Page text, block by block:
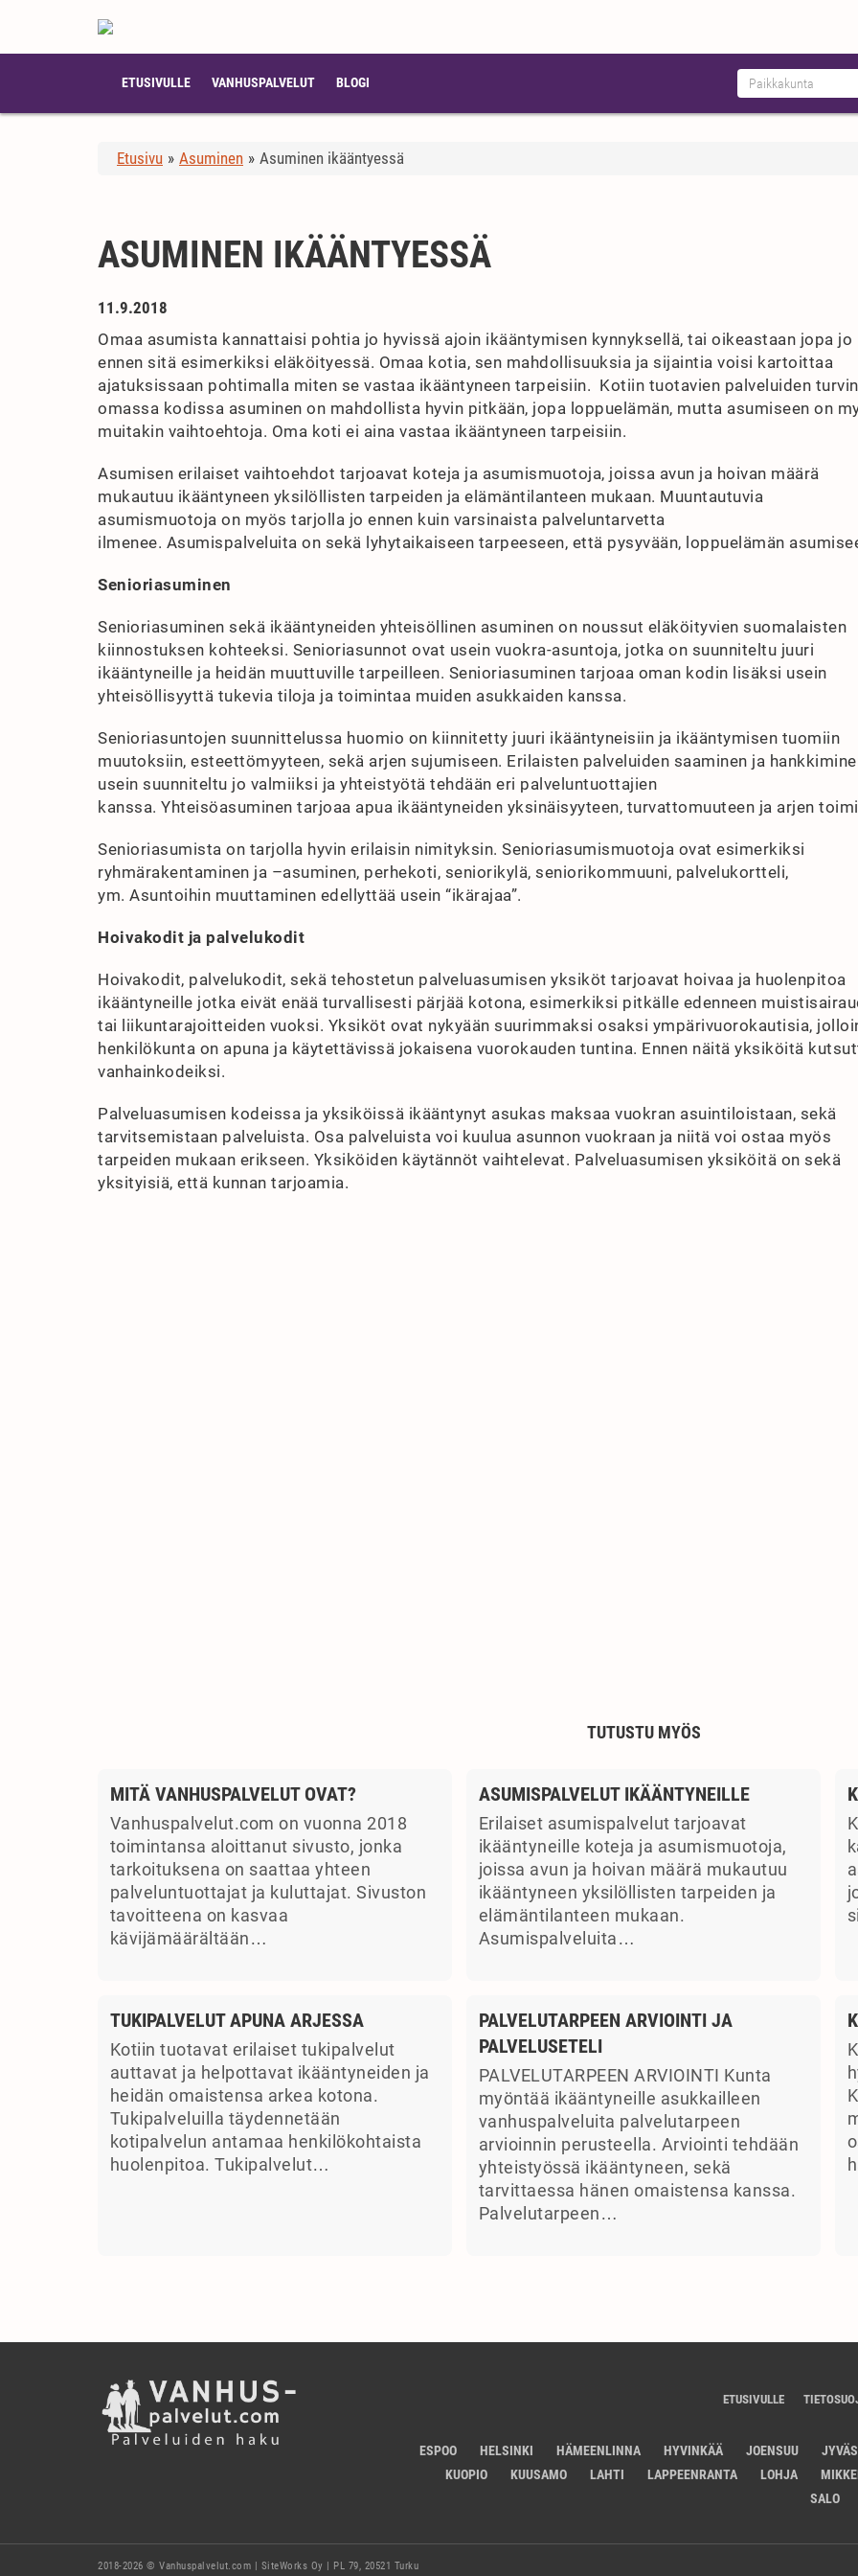
ETUSIVULLE VANHUSPALVELUT BLOGI
Etusivu » Asuminen » Asuminen ikääntyessä
ASUMINEN IKÄÄNTYESSÄ
11.9.2018
Omaa asumista kannattaisi pohtia jo hyvissä ajoin ikääntymisen kynnyksellä, tai oikeastaan jopa jo
ennen sitä esimerkiksi eläköityessä. Omaa kotia, sen mahdollisuuksia ja sijaintia voisi kartoittaa
ajatuksissaan pohtimalla miten se vastaa ikääntyneen tarpeisiin. Kotiin tuotavien palveluiden turvin
omassa kodissa asuminen on mahdollista hyvin pitkään, jopa loppuelämän, mutta asumiseen on
muitakin vaihtoehtoja. Oma koti ei aina vastaa ikääntyneen tarpeisiin.
Asumisen erilaiset vaihtoehdot tarjoavat koteja ja asumismuotoja, joissa avun ja hoivan määrä
mukautuu ikääntyneen yksilöllisten tarpeiden ja elämäntilanteen mukaan. Muuntautuvia
asumismuotoja on myös tarjolla jo ennen kuin varsinaista palveluntarvetta
ilmenee. Asumispalveluita on sekä lyhytaikaiseen tarpeeseen, että pysyvään, loppuelämän
Senioriasuminen
Senioriasuminen sekä ikääntyneiden yhteisöllinen asuminen on noussut eläköityvien suomalaisten
kiinnostuksen kohteeksi. Senioriasunnot ovat usein vuokra-asuntoja, jotka on suunniteltu juuri
ikääntyneille ja heidän muuttuville tarpeilleen. Senioriasuminen tarjoaa oman kodin lisäksi usein
yhteisöllisyyttä tukevia tiloja ja toimintaa muiden asukkaiden kanssa.
Senioriasuntojen suunnittelussa huomio on kiinnitetty juuri ikääntyneisiin ja ikääntymisen tuomiin
muutoksiin, esteettömyyteen, sekä arjen sujumiseen. Erilaisten palveluiden saaminen ja
usein suunniteltu jo valmiiksi ja yhteistyötä tehdään eri palveluntuottajien
kanssa. Yhteisöasuminen tarjoaa apua ikääntyneiden yksinäisyyteen, turvattomuuteen ja arjen
Senioriasumista on tarjolla hyvin erilaisin nimityksin. Senioriasumismuotoja ovat esimerkiksi
ryhmärakentaminen ja –asuminen, perhekoti, seniorikylä, seniorikommuuni, palvelukortteli,
ym. Asuntoihin muuttaminen edellyttää usein “ikärajaa”.
Hoivakodit ja palvelukodit
Hoivakodit, palvelukodit, sekä tehostetun palveluasumisen yksiköt tarjoavat hoivaa ja huolenpitoa
ikääntyneille jotka eivät enää turvallisesti pärjää kotona, esimerkiksi pitkälle edenneen
tai liikuntarajoitteiden vuoksi. Yksiköt ovat nykyään suurimmaksi osaksi ympärivuorokautisia,
henkilökunta on apuna ja käytettävissä jokaisena vuorokauden tuntina. Ennen näitä yksiköitä
vanhainkodeiksi.
Palveluasumisen kodeissa ja yksiköissä ikääntynyt asukas maksaa vuokran asuintiloistaan, sekä
tarvitsemistaan palveluista. Osa palveluista voi kuulua asunnon vuokraan ja niitä voi ostaa myös
tarpeiden mukaan erikseen. Yksiköiden käytännöt vaihtelevat. Palveluasumisen yksiköitä on sekä
yksityisiä, että kunnan tarjoamia.
TUTUSTU MYÖS
MITÄ VANHUSPALVELUT OVAT?
Vanhuspalvelut.com on vuonna 2018
toimintansa aloittanut sivusto, jonka
tarkoituksena on saattaa yhteen
palveluntuottajat ja kuluttajat. Sivuston
tavoitteena on kasvaa
kävijämäärältään…
ASUMISPALVELUT IKÄÄNTYNEILLE
Erilaiset asumispalvelut tarjoavat
ikääntyneille koteja ja asumismuotoja,
joissa avun ja hoivan määrä mukautuu
ikääntyneen yksilöllisten tarpeiden ja
elämäntilanteen mukaan.
Asumispalveluita…
TUKIPALVELUT APUNA ARJESSA
Kotiin tuotavat erilaiset tukipalvelut
auttavat ja helpottavat ikääntyneiden ja
heidän omaistensa arkea kotona.
Tukipalveluilla täydennetään
kotipalvelun antamaa henkilökohtaista
huolenpitoa. Tukipalvelut…
PALVELUTARPEEN ARVIOINTI JA
PALVELUSETELI
PALVELUTARPEEN ARVIOINTI Kunta
myöntää ikääntyneille asukkailleen
vanhuspalveluita palvelutarpeen
arvioinnin perusteella. Arviointi tehdään
yhteistyössä ikääntyneen, sekä
tarvittaessa hänen omaistensa kanssa.
Palvelutarpeen…
ETUSIVULLE
ESPOO HELSINKI HÄMEENLINNA HYVINKÄÄ JOENSUU
KUOPIO
KUUSAMO LAHTI LAPPEENRANTA LOHJA
SALO
2018-2026 © Vanhuspalvelut.com | SiteWorks Oy | PL 79, 20521 Turku